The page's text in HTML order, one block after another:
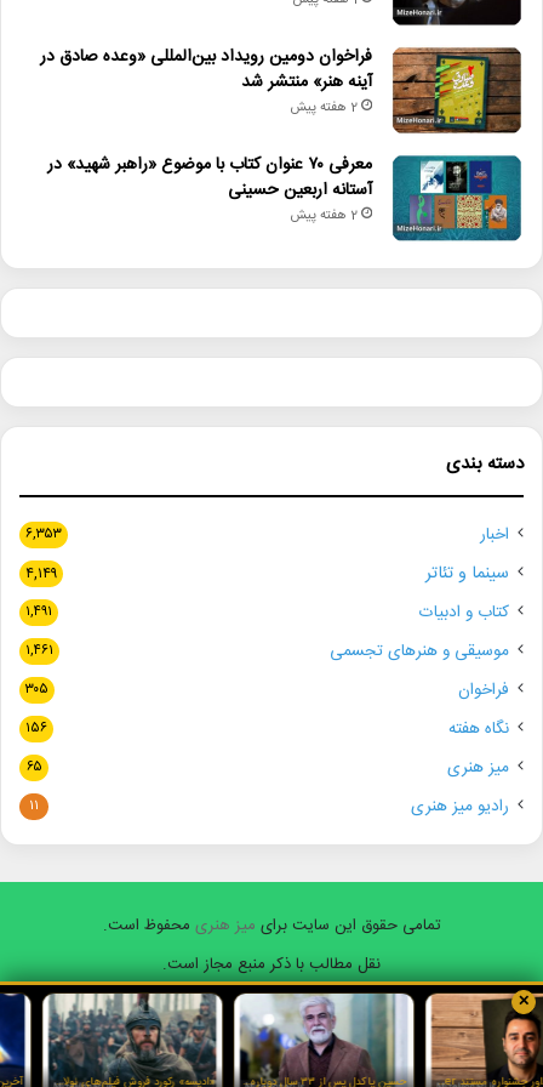
فراخوان دومین رویداد بین‌المللی «وعده صادق در
آینه هنر» منتشر شد
2 هفته پیش
معرفی ۷۰ عنوان کتاب با موضوع «راهبر شهید» در
آستانه اربعین حسینی
2 هفته پیش
دسته بندی
اخبار ۶,۳۵۳
سینما و تئاتر ۴,۱۴۹
کتاب و ادبیات ۱,۴۹۱
موسیقی و هنرهای تجسمی ۱,۴۶۱
فراخوان ۳۰۵
نگاه هفته ۱۵۶
میز هنری ۶۵
رادیو میز هنری ۱۱
تمامی حقوق این سایت برای میز هنری محفوظ است.
نقل مطالب با ذکر منبع مجاز است.
فیسبوکایکسیوتیوباینستاگرام
واتس
✕
«ادیسه» رکورد فروش فیلم‌های نولان و آی‌مکس را شکست حسین پاکدل پس از ۳۳ سال دوباره مجری تلویزیون شد یاسر طالبی داور جشنواره مستند Doker روسیه شد